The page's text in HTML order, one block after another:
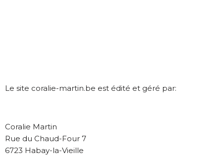
Le site coralie-martin.be est édité et géré par:
Coralie Martin
Rue du Chaud-Four 7
6723 Habay-la-Vieille